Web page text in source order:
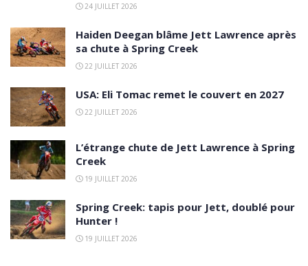
24 JUILLET 2026
Haiden Deegan blâme Jett Lawrence après
sa chute à Spring Creek
22 JUILLET 2026
USA: Eli Tomac remet le couvert en 2027
22 JUILLET 2026
L’étrange chute de Jett Lawrence à Spring
Creek
19 JUILLET 2026
Spring Creek: tapis pour Jett, doublé pour
Hunter !
19 JUILLET 2026